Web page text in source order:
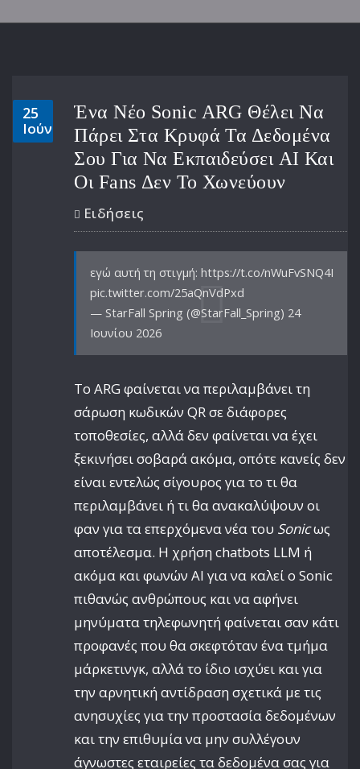
25
Ιούν
Ένα Νέο Sonic ARG Θέλει Να
Πάρει Στα Κρυφά Τα Δεδομένα
Σου Για Να Εκπαιδεύσει AI Και
Οι Fans Δεν Το Χωνεύουν
Ειδήσεις
εγώ αυτή τη στιγμή: https://t.co/nWuFvSNQ4I
pic.twitter.com/25aQnVdPxd
— StarFall Spring (@StarFall_Spring) 24
Ιουνίου 2026
Το ARG φαίνεται να περιλαμβάνει τη
σάρωση κωδικών QR σε διάφορες
τοποθεσίες, αλλά δεν φαίνεται να έχει
ξεκινήσει σοβαρά ακόμα, οπότε κανείς δεν
είναι εντελώς σίγουρος για το τι θα
περιλαμβάνει ή τι θα ανακαλύψουν οι
φαν για τα επερχόμενα νέα του Sonicως
αποτέλεσμα. Η χρήση chatbots LLM ή
ακόμα και φωνών AI για να καλεί ο Sonic
πιθανώς ανθρώπους και να αφήνει
μηνύματα τηλεφωνητή φαίνεται σαν κάτι
προφανές που θα σκεφτόταν ένα τμήμα
μάρκετινγκ, αλλά το ίδιο ισχύει και για
την αρνητική αντίδραση σχετικά με τις
ανησυχίες για την προστασία δεδομένων
και την επιθυμία να μην συλλέγουν
άγνωστες εταιρείες τα δεδομένα σας για